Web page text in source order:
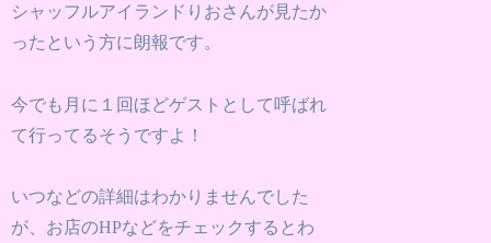
シャッフルアイランドりおさんが見たか
ったという方に朗報です。
今でも月に１回ほどゲストとして呼ばれ
て行ってるそうですよ！
いつなどの詳細はわかりませんでした
が、お店のHPなどをチェックするとわ